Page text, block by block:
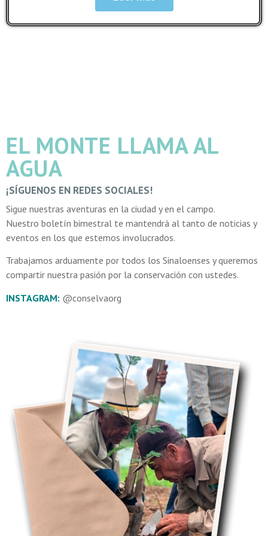
EL MONTE LLAMA AL
AGUA
¡SÍGUENOS EN REDES SOCIALES!
Sigue nuestras aventuras en la ciudad y en el campo.
Nuestro boletín bimestral te mantendrá al tanto de noticias y
eventos en los que estemos involucrados.
Trabajamos arduamente por todos los Sinaloenses y queremos
compartir nuestra pasión por la conservación con ustedes.
INSTAGRAM: @conselvaorg